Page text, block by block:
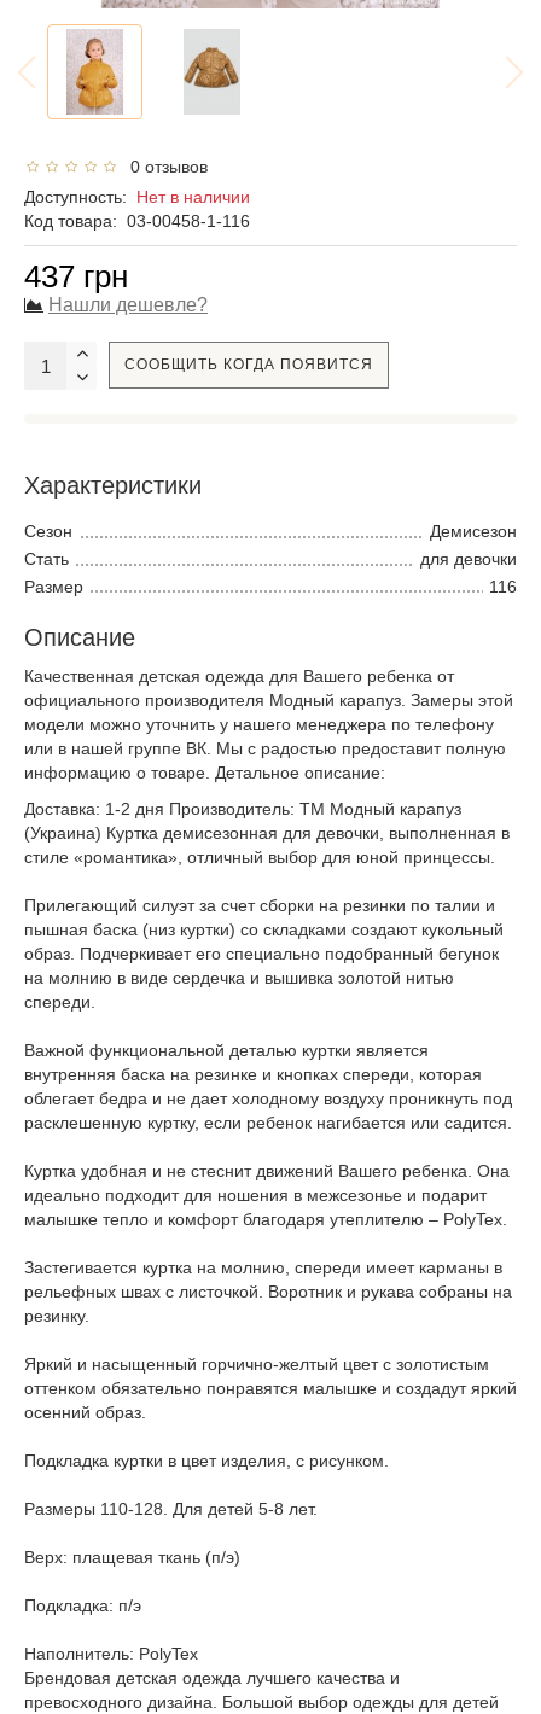
0 отзывов
Доступность: Нет в наличии
Код товара: 03-00458-1-116
437 грн
Нашли дешевле?
СООБЩИТЬ КОГДА ПОЯВИТСЯ
Характеристики
Сезон
Демисезон
Стать
для девочки
Размер
116
Описание
Качественная детская одежда для Вашего ребенка от
официального производителя Модный карапуз. Замеры этой
модели можно уточнить у нашего менеджера по телефону
или в нашей группе ВК. Мы с радостью предоставит полную
информацию о товаре. Детальное описание:
Доставка: 1-2 дня Производитель: ТМ Модный карапуз
(Украина) Куртка демисезонная для девочки, выполненная в
стиле «романтика», отличный выбор для юной принцессы.
Прилегающий силуэт за счет сборки на резинки по талии и
пышная баска (низ куртки) со складками создают кукольный
образ. Подчеркивает его специально подобранный бегунок
на молнию в виде сердечка и вышивка золотой нитью
спереди.
Важной функциональной деталью куртки является
внутренняя баска на резинке и кнопках спереди, которая
облегает бедра и не дает холодному воздуху проникнуть под
расклешенную куртку, если ребенок нагибается или садится.
Куртка удобная и не стеснит движений Вашего ребенка. Она
идеально подходит для ношения в межсезонье и подарит
малышке тепло и комфорт благодаря утеплителю – PolyTex.
Застегивается куртка на молнию, спереди имеет карманы в
рельефных швах с листочкой. Воротник и рукава собраны на
резинку.
Яркий и насыщенный горчично-желтый цвет с золотистым
оттенком обязательно понравятся малышке и создадут яркий
осенний образ.
Подкладка куртки в цвет изделия, с рисунком.
Размеры 110-128. Для детей 5-8 лет.
Верх: плащевая ткань (п/э)
Подкладка: п/э
Наполнитель: PolyTex
Брендовая детская одежда лучшего качества и
превосходного дизайна. Большой выбор одежды для детей